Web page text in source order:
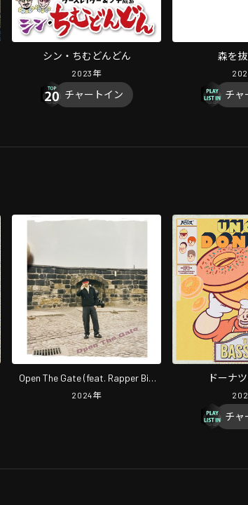
シン・ちむどんどん
2023 年
チャートイン
森を
チャ
Open The Gate (feat. Rapper Big
Deal, HUNGER & DJ Kaiharu. Bro)
2024年
ドーナ
チャ